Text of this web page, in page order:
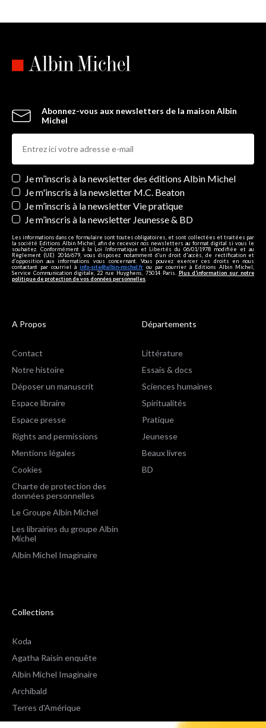
Abonnez-vous aux newsletters de la maison Albin
Michel
Newsletters
Je m’inscris à la newsletter des éditions Albin Michel
Je m'inscris à la newsletter M.C. Beaton
Je m’inscris à la newsletter Vie pratique
Je m’inscris à la newsletter Jeunesse & BD
Les informations dans ce formulaire sont toutes obligatoires, et sont collectées et traitées par
la société Editions Albin Michel, afin de recevoir nos newsletters au format digital si vous le
souhaitez. Conformément à la Loi Informatique et Libertés du 06/01/1978 modifiée et au
Règlement (UE) 2016/679, vous disposez notamment d'un droit d'accès, de rectification et
d’opposition aux informations vous concernant. Vous pouvez exercer ces droits en nous
contactant par courriel à info-site@albin-michel.fr ou par courrier à Editions Albin Michel,
Service Communication digitale, 22 rue Huyghens, 75014 Paris. Plus d’information sur notre
politique de protection de vos données personnelles
A Propos
Contact
Notre histoire
Déposer un manuscrit
Espace libraire
Espace presse
Rights and permissions
Mentions légales
Cookies
Charte de protection des
données personnelles
Le Groupe Albin Michel
Les librairies du groupe Albin
Michel
Albin Michel Imaginaire
Départements
Littérature
Essais & docs
Sciences humaines
Spiritualités
Pratique
Jeunesse
Beaux livres
BD
Collections
Koda
Agatha Raisin enquête
Albin Michel Imaginaire
Archibald
Terres d'Amérique
Espaces Libres Poche